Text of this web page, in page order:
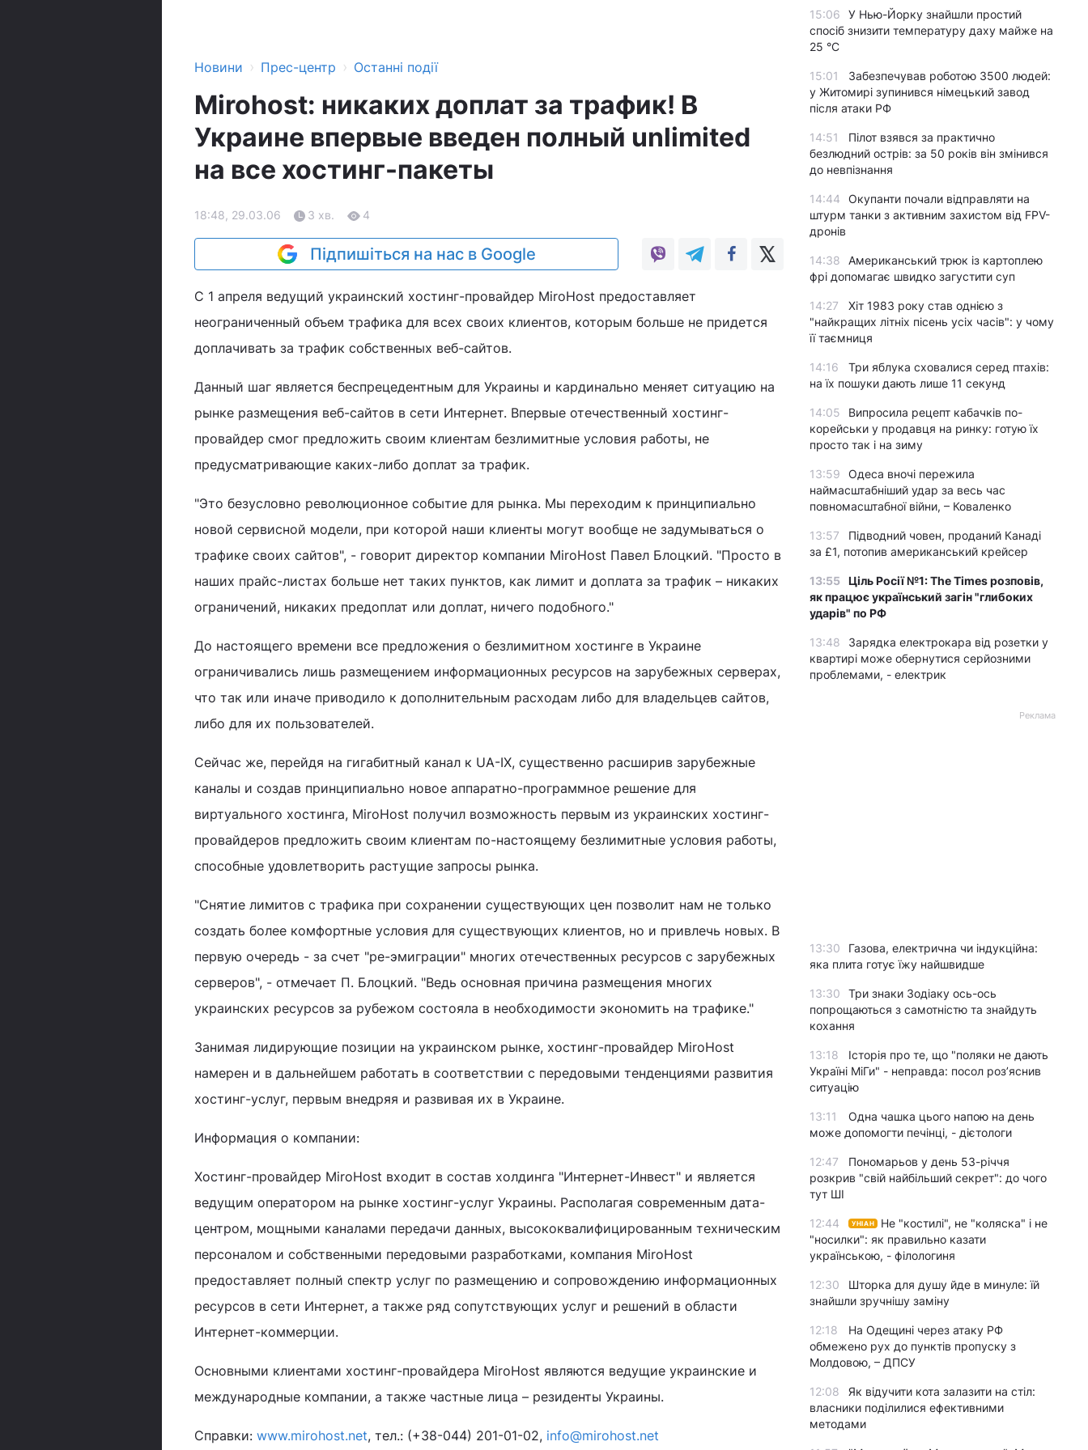
Новини › Прес-центр › Останні події
Mirohost: никаких доплат за трафик! В
Украине впервые введен полный unlimited
на все хостинг-пакеты
18:48, 29.03.06 3 хв. 4
Підпишіться на нас в Google
С 1 апреля ведущий украинский хостинг-провайдер MiroHost предоставляет
неограниченный объем трафика для всех своих клиентов, которым больше не придется
доплачивать за трафик собственных веб-сайтов.
Данный шаг является беспрецедентным для Украины и кардинально меняет ситуацию на
рынке размещения веб-сайтов в сети Интернет. Впервые отечественный хостинг-
провайдер смог предложить своим клиентам безлимитные условия работы, не
предусматривающие каких-либо доплат за трафик.
"Это безусловно революционное событие для рынка. Мы переходим к принципиально
новой сервисной модели, при которой наши клиенты могут вообще не задумываться о
трафике своих сайтов", - говорит директор компании MiroHost Павел Блоцкий. "Просто в
наших прайс-листах больше нет таких пунктов, как лимит и доплата за трафик – никаких
ограничений, никаких предоплат или доплат, ничего подобного."
До настоящего времени все предложения о безлимитном хостинге в Украине
ограничивались лишь размещением информационных ресурсов на зарубежных серверах,
что так или иначе приводило к дополнительным расходам либо для владельцев сайтов,
либо для их пользователей.
Сейчас же, перейдя на гигабитный канал к UA-IX, существенно расширив зарубежные
каналы и создав принципиально новое аппаратно-программное решение для
виртуального хостинга, MiroHost получил возможность первым из украинских хостинг-
провайдеров предложить своим клиентам по-настоящему безлимитные условия работы,
способные удовлетворить растущие запросы рынка.
"Снятие лимитов с трафика при сохранении существующих цен позволит нам не только
создать более комфортные условия для существующих клиентов, но и привлечь новых. В
первую очередь - за счет "ре-эмиграции" многих отечественных ресурсов с зарубежных
серверов", - отмечает П. Блоцкий. "Ведь основная причина размещения многих
украинских ресурсов за рубежом состояла в необходимости экономить на трафике."
Занимая лидирующие позиции на украинском рынке, хостинг-провайдер MiroHost
намерен и в дальнейшем работать в соответствии с передовыми тенденциями развития
хостинг-услуг, первым внедряя и развивая их в Украине.
Информация о компании:
Хостинг-провайдер MiroHost входит в состав холдинга "Интернет-Инвест" и является
ведущим оператором на рынке хостинг-услуг Украины. Располагая современным дата-
центром, мощными каналами передачи данных, высококвалифицированным техническим
персоналом и собственными передовыми разработками, компания MiroHost
предоставляет полный спектр услуг по размещению и сопровождению информационных
ресурсов в сети Интернет, а также ряд сопутствующих услуг и решений в области
Интернет-коммерции.
Основными клиентами хостинг-провайдера MiroHost являются ведущие украинские и
международные компании, а также частные лица – резиденты Украины.
Справки: www.mirohost.net, тел.: (+38-044) 201-01-02, info@mirohost.net
15:06
У Нью-Йорку знайшли простий
спосіб знизити температуру даху майже на
25 °C
15:01
Забезпечував роботою 3500 людей:
у Житомирі зупинився німецький завод
після атаки РФ
14:51
Пілот взявся за практично
безлюдний острів: за 50 років він змінився
до невпізнання
14:44
Окупанти почали відправляти на
штурм танки з активним захистом від FPV-
дронів
14:38
Американський трюк із картоплею
фрі допомагає швидко загустити суп
14:27
Хіт 1983 року став однією з
"найкращих літніх пісень усіх часів": у чому
її таємниця
14:16
Три яблука сховалися серед птахів:
на їх пошуки дають лише 11 секунд
14:05
Випросила рецепт кабачків по-
корейськи у продавця на ринку: готую їх
просто так і на зиму
13:59
Одеса вночі пережила
наймасштабніший удар за весь час
повномасштабної війни, – Коваленко
13:57
Підводний човен, проданий Канаді
за £1, потопив американський крейсер
13:55 Ціль Росії №1: The Times розповів,
як працює український загін "глибоких
ударів" по РФ
13:48
Зарядка електрокара від розетки у
квартирі може обернутися серйозними
проблемами, - електрик
Реклама
13:30
Газова, електрична чи індукційна:
яка плита готує їжу найшвидше
13:30
Три знаки Зодіаку ось-ось
попрощаються з самотністю та знайдуть
кохання
13:18
Історія про те, що "поляки не дають
Україні МіГи" - неправда: посол роз’яснив
ситуацію
13:11
Одна чашка цього напою на день
може допомогти печінці, - дієтологи
12:47
Пономарьов у день 53-річчя
розкрив "свій найбільший секрет": до чого
тут ШІ
12:44 УНІАН
Не "костилі", не "коляска" і не
"носилки": як правильно казати
українською, - філологиня
12:30
Шторка для душу йде в минуле: їй
знайшли зручнішу заміну
12:18
На Одещині через атаку РФ
обмежено рух до пунктів пропуску з
Молдовою, – ДПСУ
12:08
Як відучити кота залазити на стіл:
власники поділилися ефективними
методами